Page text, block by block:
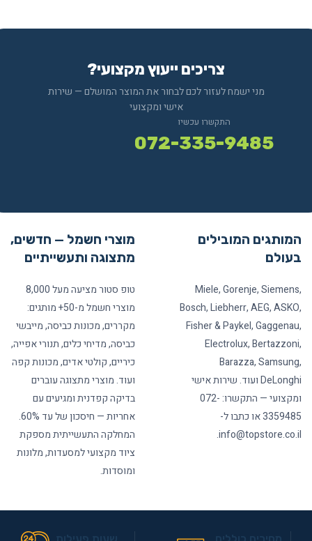
צריכים ייעוץ מקצועי?
מני ישמח לעזור לכם לבחור את המוצר המושלם — שירות
אישי ומקצועי
התקשרו עכשיו
072-335-9485
מוצרי חשמל — חדשים,
מתצוגה ותעשייתיים
טופ סטור מציעה מעל 8,000
מוצרי חשמל מ-50+ מותגים:
מקררים, מכונות כביסה, מייבשי
כביסה, מדיחי כלים, תנורי אפייה,
כיריים, קולטי אדים, מכונות קפה
ועוד. מוצרי מתצוגה עוברים
בדיקה קפדנית ומגיעים עם
אחריות — חיסכון של עד 60%.
המחלקה התעשייתית מספקת
ציוד מקצועי למסעדות, מלונות
ומוסדות.
המותגים המובילים
בעולם
Miele, Gorenje, Siemens,
Bosch, Liebherr, AEG, ASKO,
Fisher & Paykel, Gaggenau,
Electrolux, Bertazzoni,
Barazza, Samsung,
DeLonghi ועוד. שירות אישי
ומקצועי — התקשרו: 072-
3359485 או כתבו ל-
info@topstore.co.il.